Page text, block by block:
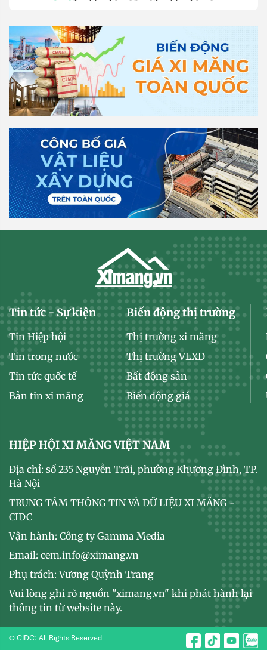
Tin tức - Sự kiện
Tin Hiệp hội
Tin trong nước
Tin tức quốc tế
Bản tin xi măng
Biến động thị trường
Thị trường xi măng
Thị trường VLXD
Bất động sản
Biến động giá
HIỆP HỘI XI MĂNG VIỆT NAM
Địa chỉ: số 235 Nguyễn Trãi, phường Khương Đình, TP.
Hà Nội
TRUNG TÂM THÔNG TIN VÀ DỮ LIỆU XI MĂNG -
CIDC
Vận hành: Công ty Gamma Media
Email: cem.info@ximang.vn
Phụ trách: Vương Quỳnh Trang
Vui lòng ghi rõ nguồn "ximang.vn" khi phát hành lại
thông tin từ website này.
© CIDC: All Rights Reserved